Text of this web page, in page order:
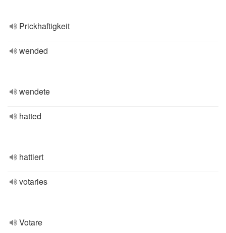
Prickhaftigkeit
wended
wendete
hatted
hattiert
votaries
Votare